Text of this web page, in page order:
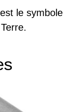
le symbole